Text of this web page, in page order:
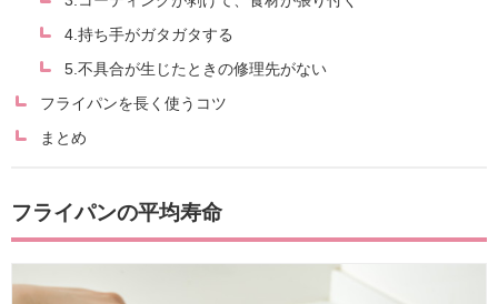
4.持ち手がガタガタする
5.不具合が生じたときの修理先がない
フライパンを長く使うコツ
まとめ
フライパンの平均寿命